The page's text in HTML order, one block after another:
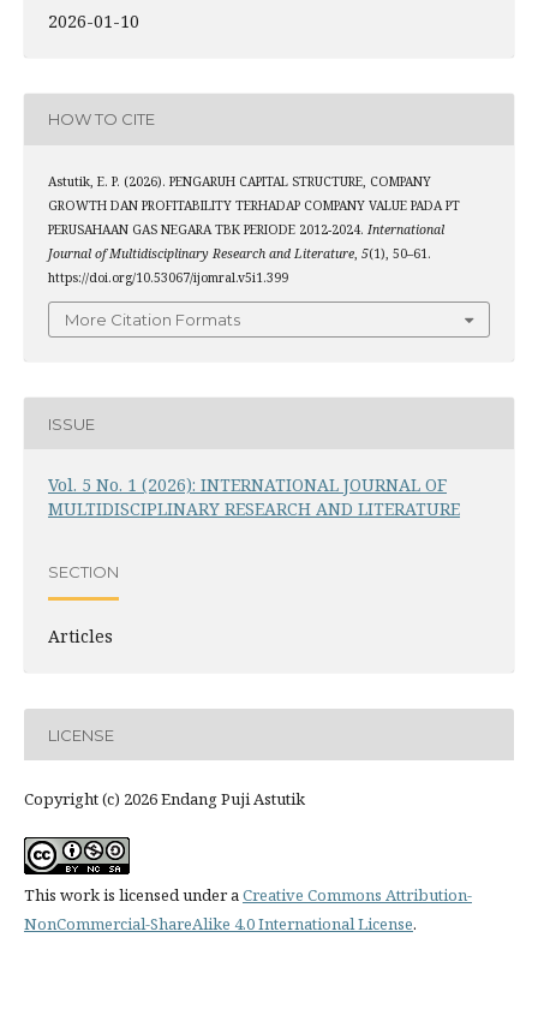
2026-01-10
HOW TO CITE
Astutik, E. P. (2026). PENGARUH CAPITAL STRUCTURE, COMPANY
GROWTH DAN PROFITABILITY TERHADAP COMPANY VALUE PADA PT
PERUSAHAAN GAS NEGARA TBK PERIODE 2012-2024. International
Journal of Multidisciplinary Research and Literature, 5(1), 50–61.
https://doi.org/10.53067/ijomral.v5i1.399
More Citation Formats
ISSUE
Vol. 5 No. 1 (2026): INTERNATIONAL JOURNAL OF
MULTIDISCIPLINARY RESEARCH AND LITERATURE
SECTION
Articles
LICENSE
Copyright (c) 2026 Endang Puji Astutik
This work is licensed under aCreative Commons Attribution-
NonCommercial-ShareAlike 4.0 International License.